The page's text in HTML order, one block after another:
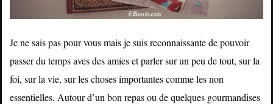
Je ne sais pas pour vous mais je suis reconnaissante de pouvoir
passer du temps aves des amies et parler sur un peu de tout, sur la
foi, sur la vie, sur les choses importantes comme les non
essentielles. Autour d’un bon repas ou de quelques gourmandises